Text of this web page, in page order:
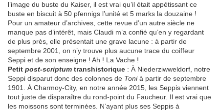
l’image du buste du Kaiser, il est vrai qu’il était appétissant ce
buste en biscuit à 50 pfennigs l’unité et 5 marks la douzaine !
Pour un amateur d’archives, cette revue d’un autre siècle ne
manque pas d’intérêt, mais Claudi m’a confié qu’en y regardant
de plus près, elle présentait une grave lacune : à partir de
septembre 2001, on n’y trouve plus aucune trace du coiffeur
Seppi et de son enseigne ! Ah ! La Vache !
Petit post-scriptum transhistorique : À Niederziwweldorf, notre
Seppi disparut donc des colonnes de Tonià partir de septembre
1901. À Charmoy-City, en notre année 2015, les Seppis viennent
tout juste de disparaître du rond-point du Faucheur. Il est vrai que
les moissons sont terminées. N’ayant plus ses Seppis à